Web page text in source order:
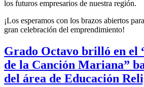
los futuros empresarios de nuestra región.
¡Los esperamos con los brazos abiertos
gran celebración del emprendimiento!
Grado Octavo brilló en el
de la Canción Mariana”
del área de Educación